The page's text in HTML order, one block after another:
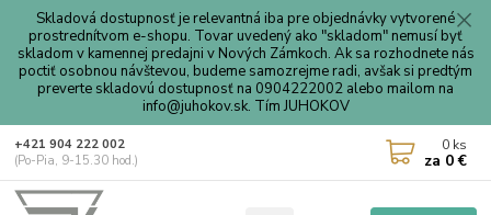
Skladová dostupnosť je relevantná iba pre objednávky vytvorené
prostrednítvom e-shopu. Tovar uvedený ako "skladom" nemusí byť
skladom v kamennej predajni v Nových Zámkoch. Ak sa rozhodnete nás
poctiť osobnou návštevou, budeme samozrejme radi, avšak si predtým
preverte skladovú dostupnosť na 0904222002 alebo mailom na
info@juhokov.sk. Tím JUHOKOV
+421 904 222 002
(Po-Pia, 9-15.30 hod.)
0 ks
za 0 €